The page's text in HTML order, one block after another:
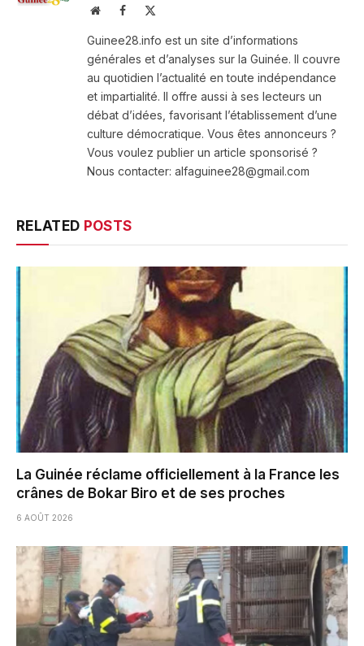
WebsiteFacebook
Guinee28.info est un site d’informations
générales et d’analyses sur la Guinée. Il couvre
au quotidien l’actualité en toute indépendance
et impartialité. Il offre aussi à ses lecteurs un
débat d’idées, favorisant l’établissement d’une
culture démocratique. Vous êtes annonceurs ?
Vous voulez publier un article sponsorisé ?
Nous contacter: alfaguinee28@gmail.com
RELATED POSTS
La Guinée réclame officiellement à la France les
crânes de Bokar Biro et de ses proches
6 AOÛT 2026